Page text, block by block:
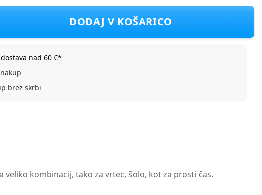
CCG3121860 D Črna 158
DODAJ V KOŠARICO
nad 60 €*
brez skrbi
kombinacij, tako za vrtec, šolo, kot za prosti čas.